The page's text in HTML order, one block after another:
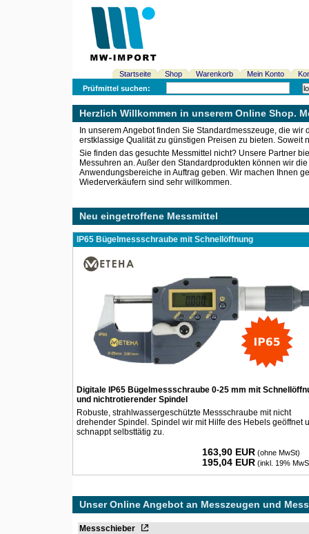
Startseite Shop Warenkorb Mein Konto
Prüfmittel suchen:
Herzlich Willkommen in unserem Online Shop.
In unserem Angebot finden Sie Standardmesszeuge, die
erstklassige Qualität zu günstigen Preisen zu bieten.
Sie finden das gesuchte Messmittel nicht? Unsere Partner
Messuhren an. Außer den Standardprodukten können wir
Anwendungsbereiche in Auftrag geben. Wir machen Ihnen
Wiederverkäufern sind sehr willkommen.
Neu eingetroffene Messmittel
IP65 Bügelmessschraube mit Schnellöffnung
Digitale IP65 Bügelmessschraube 0-25 mm mit
und nichtrotierender Spindel
Robuste, strahlwassergeschützte Messschraube mit nicht
drehender Spindel. Spindel wir mit Hilfe des Hebels geöffnet
schnappt selbsttätig zu.
163,90 EUR (ohne MwSt)
195,04 EUR (inkl. 19%
Unser Online Angebot an Messzeugen und
Messschieber